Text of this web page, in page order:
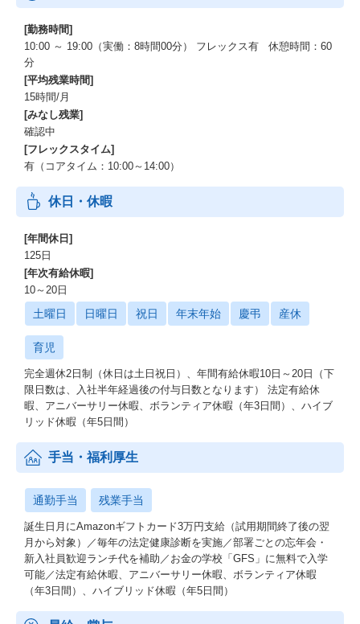
[勤務時間]
10:00 ～ 19:00（実働：8時間00分） フレックス有 休憩時間：60
分
[平均残業時間]
15時間/月
[みなし残業]
確認中
[フレックスタイム]
有（コアタイム：10:00～14:00）
休日・休暇
[年間休日]
125日
[年次有給休暇]
10～20日
土曜日 日曜日 祝日 年末年始 慶弔 産休
育児
完全週休2日制（休日は土日祝日）、年間有給休暇10日～20日（下
限日数は、入社半年経過後の付与日数となります） 法定有給休
暇、アニバーサリー休暇、ボランティア休暇（年3日間）、ハイブ
リッド休暇（年5日間）
手当・福利厚生
通勤手当 残業手当
誕生日月にAmazonギフトカード3万円支給（試用期間終了後の翌
月から対象）／毎年の法定健康診断を実施／部署ごとの忘年会・
新入社員歓迎ランチ代を補助／お金の学校「GFS」に無料で入学
可能／法定有給休暇、アニバーサリー休暇、ボランティア休暇
（年3日間）、ハイブリッド休暇（年5日間）